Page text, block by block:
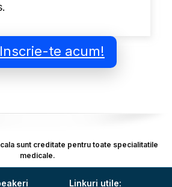
Inscrie-te acum!
sunt creditate pentru toate specialitatile
medicale.
Linkuri utile: